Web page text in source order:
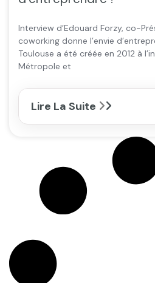
Interview d’Edouard Forzy, co-
coworking donne l’envie
Toulouse a été créée en 2012 à
Métropole et
Lire La Suite